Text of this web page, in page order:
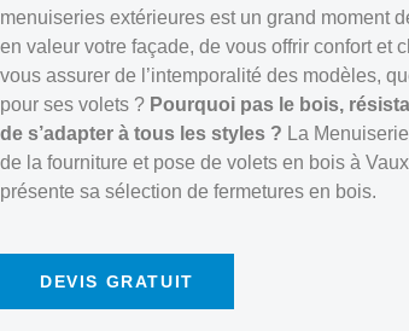
menuiseries extérieures est un grand moment
en valeur votre façade, de vous offrir confort et
vous assurer de l’intemporalité des modèles,
pour ses volets ? Pourquoi pas le bois,
de s’adapter à tous les styles ? La
de la fourniture et pose de volets en bois à
présente sa sélection de fermetures en bois.
DEVIS GRATUIT